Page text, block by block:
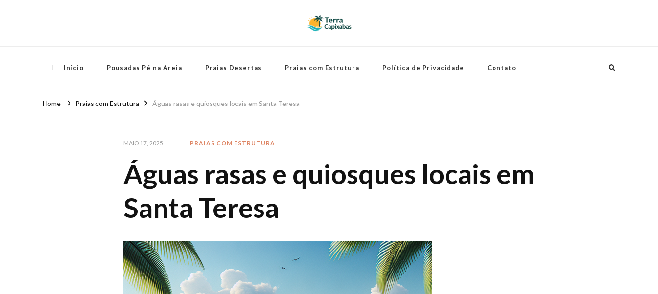
Início Pousadas Pé na Areia Praias Desertas Praias com Estrutura Política de Privacidade Contato
Home Praias com Estrutura Águas rasas e quiosques locais em Santa Teresa
MAIO 17, 2025 PRAIAS COM ESTRUTURA
Águas rasas e quiosques locais em
Santa Teresa